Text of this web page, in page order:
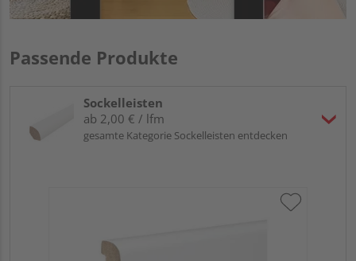
Passende Produkte
Sockelleisten
ab 2,00 € / lfm
gesamte Kategorie Sockelleisten entdecken